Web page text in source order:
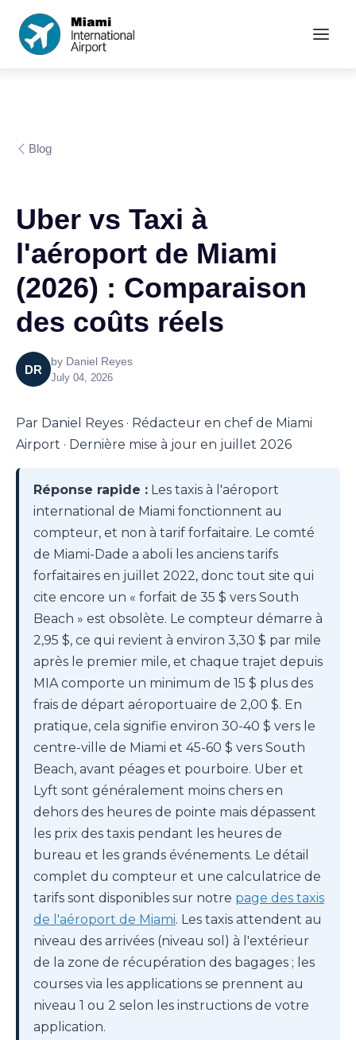
Blog
Uber vs Taxi à
l'aéroport de Miami
(2026) : Comparaison
des coûts réels
DR
by Daniel Reyes
July 04, 2026
Par Daniel Reyes · Rédacteur en chef de Miami
Airport · Dernière mise à jour en juillet 2026
Réponse rapide : Les taxis à l'aéroport
international de Miami fonctionnent au
compteur, et non à tarif forfaitaire. Le comté
de Miami-Dade a aboli les anciens tarifs
forfaitaires en juillet 2022, donc tout site qui
cite encore un « forfait de 35 $ vers South
Beach » est obsolète. Le compteur démarre à
2,95 $, ce qui revient à environ 3,30 $ par mile
après le premier mile, et chaque trajet depuis
MIA comporte un minimum de 15 $ plus des
frais de départ aéroportuaire de 2,00 $. En
pratique, cela signifie environ 30-40 $ vers le
centre-ville de Miami et 45-60 $ vers South
Beach, avant péages et pourboire. Uber et
Lyft sont généralement moins chers en
dehors des heures de pointe mais dépassent
les prix des taxis pendant les heures de
bureau et les grands événements. Le détail
complet du compteur et une calculatrice de
tarifs sont disponibles sur notre page des taxis
de l'aéroport de Miami. Les taxis attendent au
niveau des arrivées (niveau sol) à l'extérieur
de la zone de récupération des bagages ; les
courses via les applications se prennent au
niveau 1 ou 2 selon les instructions de votre
application.